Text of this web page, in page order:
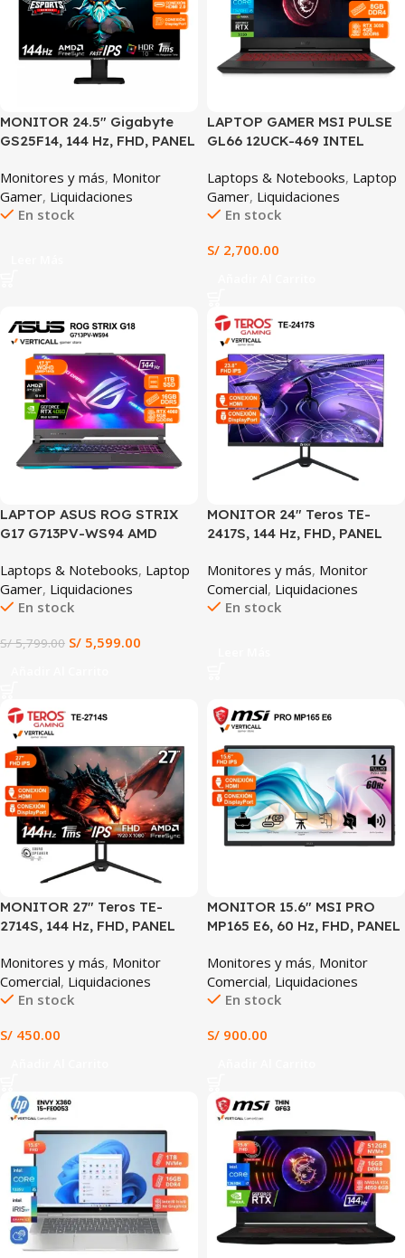
MONITOR 24.5″ Gigabyte
GS25F14, 144 Hz, FHD, PANEL
FreeSync
Monitores y más, Monitor
Gamer, Liquidaciones
En stock
LAPTOP GAMER MSI PULSE
GL66 12UCK-469 INTEL
RAM 512GB SSD NVIDIA
GEFORCE RTX 3050 4GB
15.6″ FHD IPS 144HZ
469)
Laptops & Notebooks, Laptop
Gamer, Liquidaciones
En stock
S/ 2,700.00
SALE
LAPTOP ASUS ROG STRIX
G17 G713PV-WS94 AMD
1TB SSD RTX 4060 8GB 17.3″
QHD IPS 240HZ (G713PV-
WS94)
Laptops & Notebooks, Laptop
Gamer, Liquidaciones
En stock
S/5,799.00 S/ 5,599.00
MONITOR 24″ Teros TE-
2417S, 144 Hz, FHD, PANEL
Monitores y más, Monitor
Comercial, Liquidaciones
En stock
MONITOR 27″ Teros TE-
2714S, 144 Hz, FHD, PANEL
Monitores y más, Monitor
Comercial, Liquidaciones
En stock
S/ 450.00
MONITOR 15.6″ MSI PRO
MP165 E6, 60 Hz, FHD, PANEL
Monitores y más, Monitor
Comercial, Liquidaciones
En stock
S/ 900.00
SALE SALE